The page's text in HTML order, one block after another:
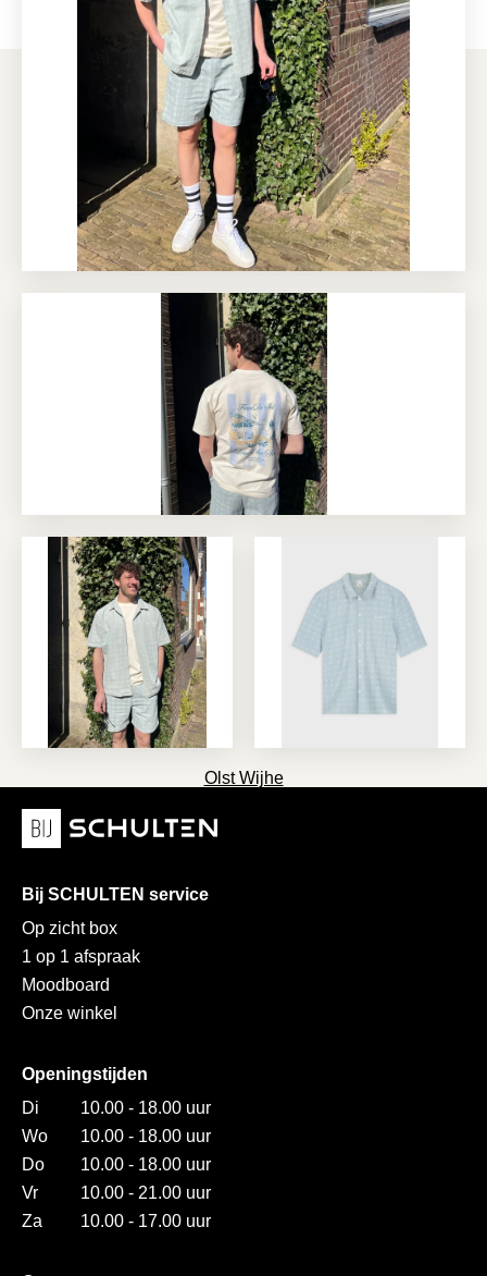
Olst Wijhe
Bij SCHULTEN service
Op zicht box
1 op 1 afspraak
Moodboard
Onze winkel
Openingstijden
Di
10.00 - 18.00 uur
Wo
10.00 - 18.00 uur
Do
10.00 - 18.00 uur
Vr
10.00 - 21.00 uur
Za
10.00 - 17.00 uur